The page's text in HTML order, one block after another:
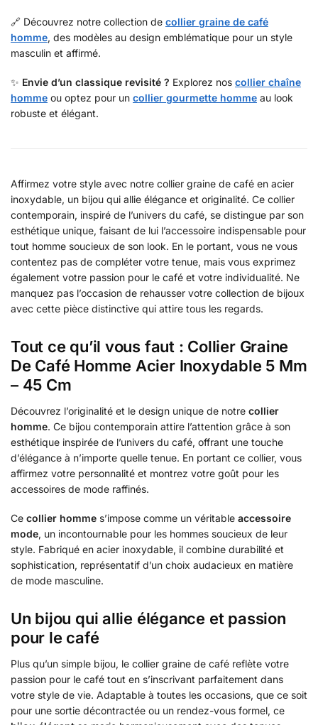
🔗 Découvrez notre collection de collier graine de café
homme, des modèles au design emblématique pour un style
masculin et affirmé.
✨ Envie d’un classique revisité ? Explorez nos collier chaîne
homme ou optez pour un collier gourmette homme au look
robuste et élégant.
Affirmez votre style avec notre collier graine de café en acier
inoxydable, un bijou qui allie élégance et originalité. Ce collier
contemporain, inspiré de l’univers du café, se distingue par son
esthétique unique, faisant de lui l’accessoire indispensable pour
tout homme soucieux de son look. En le portant, vous ne vous
contentez pas de compléter votre tenue, mais vous exprimez
également votre passion pour le café et votre individualité. Ne
manquez pas l’occasion de rehausser votre collection de bijoux
avec cette pièce distinctive qui attire tous les regards.
Tout ce qu’il vous faut : Collier Graine
De Café Homme Acier Inoxydable 5 Mm
– 45 Cm
Découvrez l’originalité et le design unique de notre collier
homme. Ce bijou contemporain attire l’attention grâce à son
esthétique inspirée de l’univers du café, offrant une touche
d’élégance à n’importe quelle tenue. En portant ce collier, vous
affirmez votre personnalité et montrez votre goût pour les
accessoires de mode raffinés.
Ce collier homme s’impose comme un véritable accessoire
mode, un incontournable pour les hommes soucieux de leur
style. Fabriqué en acier inoxydable, il combine durabilité et
sophistication, représentatif d’un choix audacieux en matière
de mode masculine.
Un bijou qui allie élégance et passion
pour le café
Plus qu’un simple bijou, le collier graine de café reflète votre
passion pour le café tout en s’inscrivant parfaitement dans
votre style de vie. Adaptable à toutes les occasions, que ce soit
pour une sortie décontractée ou un rendez-vous formel, ce